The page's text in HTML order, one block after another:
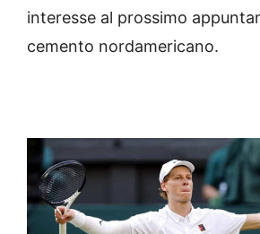
interesse al prossimo
cemento nordamericano.